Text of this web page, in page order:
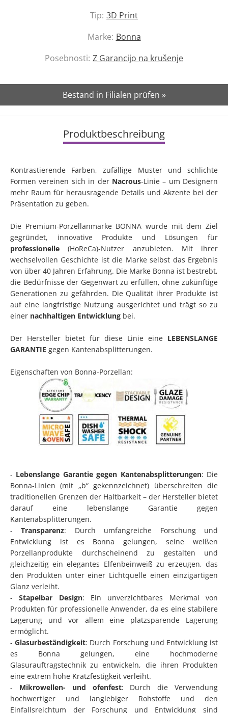
Tip: 3D Print
Marke: Bonna
Posebnosti: Z Garancijo na krušenje
Bestand in Filialen prüfen »
Produktbeschreibung
Kontrastierende Farben, zufällige Muster und schlichte
Formen vereinen sich in der Nacrous-Linie – um Designern
mehr Raum für herausragende Details und Akzente bei der
Präsentation zu geben.
Die Premium-Porzellanmarke BONNA wurde mit dem Ziel
gegründet, innovative Produkte und Lösungen für
professionelle (HoReCa)-Nutzer anzubieten. Mit ihrer
wechselvollen Geschichte ist die Marke selbst das Ergebnis
von über 40 Jahren Erfahrung. Die Marke Bonna ist bestrebt,
die Bedürfnisse der Gegenwart zu erfüllen, ohne zukünftige
Generationen zu gefährden. Die Qualität ihrer Produkte ist
auf eine langfristige Nutzung ausgerichtet und trägt so zu
einer nachhaltigen Entwicklung bei.
Der Hersteller bietet für diese Linie eine LEBENSLANGE
GARANTIE gegen Kantenabsplitterungen.
Eigenschaften von Bonna-Porzellan:
- Lebenslange Garantie gegen Kantenabsplitterungen: Die
Bonna-Linien (mit „b“ gekennzeichnet) überschreiten die
traditionellen Grenzen der Haltbarkeit – der Hersteller bietet
darauf eine lebenslange Garantie gegen
Kantenabsplitterungen.
-Transparenz: Durch umfangreiche Forschung und
Entwicklung ist es Bonna gelungen, seine weißen
Porzellanprodukte durchscheinend zu gestalten und
gleichzeitig ein elegantes Elfenbeinweiß zu erzeugen, das
den Produkten unter einer Lichtquelle einen einzigartigen
Glanz verleiht.
-Stapelbar Design: Ein unverzichtbares Merkmal von
Produkten für professionelle Anwender, da es eine stabilere
Lagerung und vor allem eine platzsparende Lagerung
ermöglicht.
-Glasurbeständigkeit: Durch Forschung und Entwicklung ist
es Bonna gelungen, eine hochmoderne
Glasurauftragstechnik zu entwickeln, die ihren Produkten
eine extrem hohe Kratzfestigkeit verleiht.
- Mikrowellen- und ofenfest: Durch die Verwendung
hochwertiger und langlebiger Rohstoffe und den
Einfallsreichtum der Forschung und Entwicklung sind